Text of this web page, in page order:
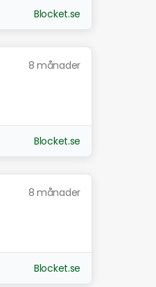
Blocket.se
8 månader
Blocket.se
8 månader
Blocket.se